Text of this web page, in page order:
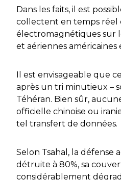
Dans les faits, il est
collectent en temps réel
électromagnétiques sur
et aériennes américaines
Il est envisageable que
après un tri minutieux –
Téhéran. Bien sûr,
officielle chinoise ou
tel transfert de données.
Selon Tsahal, la défense
détruite à 80%, sa
considérablement